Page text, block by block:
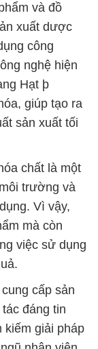
và đồ
xuất dược
công
nghệ hiện
Hạt þ
giúp tạo ra
sản xuất tối
chất là một
trường và
Vì vậy,
mà còn
việc sử dụng
cấp sản
đáng tin
kiếm giải pháp